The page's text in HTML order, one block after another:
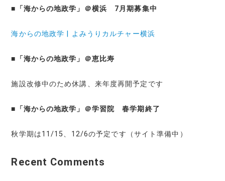
■ 「海からの地政学」＠横浜 7月期募集中
海からの地政学 | よみうりカルチャー横浜
■ 「海からの地政学」＠恵比寿
施設改修中のため休講、来年度再開予定です
■ 「海からの地政学」＠学習院 春学期終了
秋学期は11/15、12/6の予定です（サイト準備中）
Recent Comments